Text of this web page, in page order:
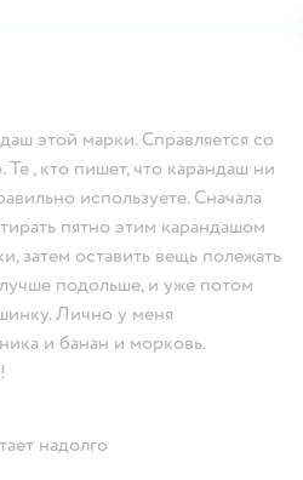
этой марки. Справляется со
Те , кто пишет, что карандаш ни
используете. Сначала
пятно этим карандашом
затем оставить вещь полежать
подольше, и уже потом
Лично у меня
и банан и морковь.
надолго